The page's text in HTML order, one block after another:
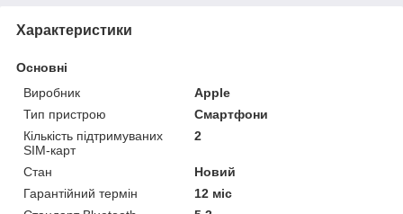
Характеристики
Основні
Виробник
Apple
Тип пристрою
Смартфони
Кількість підтримуваних
SIM-карт
2
Стан
Новий
Гарантійний термін
12 міс